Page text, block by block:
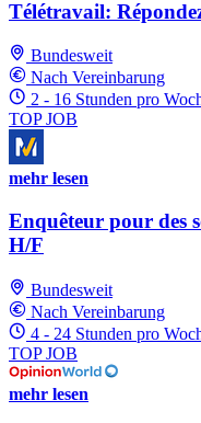
Télétravail:
Bundesweit
Nach Vereinbarung
2 - 16 Stunden pro
TOP JOB
mehr lesen
Enquêteur pour des
H/F
Bundesweit
Nach Vereinbarung
4 - 24 Stunden pro
TOP JOB
mehr lesen